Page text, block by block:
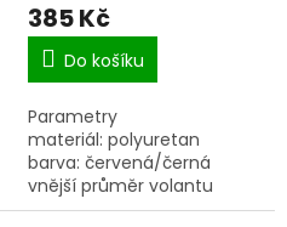
385 Kč
Do košíku
Parametry
materiál: polyuretan
barva: červená/černá
vnější průměr volantu
[cm]: 38